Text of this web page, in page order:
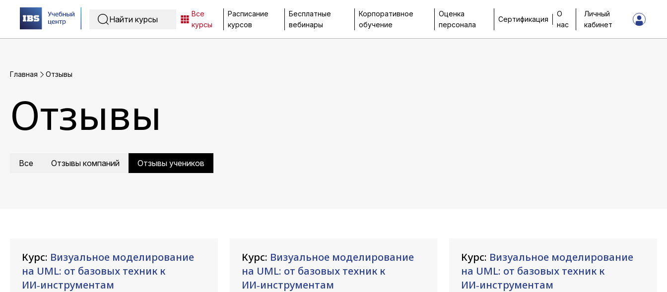
Все
курсы
Расписание
курсов
Бесплатные
вебинары
Корпоративное
обучение
Оценка
персонала
Сертификация
О
нас
Личный
кабинет
Главная Отзывы
Отзывы
Все Отзывы компаний Отзывы учеников
Курс: Визуальное моделирование
на UML: от базовых техник к
ИИ‑инструментам
Курс: Визуальное моделирование
на UML: от базовых техник к
ИИ‑инструментам
Курс: Визуальное моделирование
на UML: от базовых техник к
ИИ‑инструментам